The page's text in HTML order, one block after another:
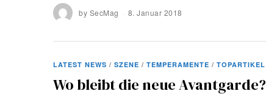
by SecMag 8. Januar 2018
LATEST NEWS / SZENE / TEMPERAMENTE / TOPARTIKEL
Wo bleibt die neue Avantgarde?